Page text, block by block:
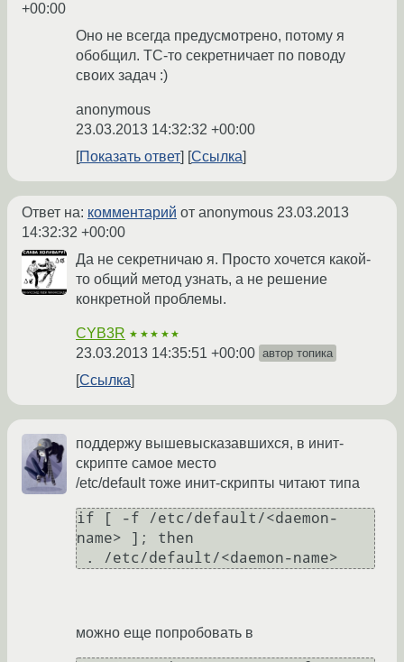
+00:00
Оно не всегда предусмотрено, потому я
обобщил. ТС-то секретничает по поводу
своих задач :)
anonymous
23.03.2013 14:32:32 +00:00
Показать ответ
Ссылка
Ответ на: комментарий от anonymous 23.03.2013
14:32:32 +00:00
Да не секретничаю я. Просто хочется какой-
то общий метод узнать, а не решение
конкретной проблемы.
CYB3R ★★★★★
23.03.2013 14:35:51 +00:00 автор топика
Ссылка
поддержу вышевысказавшихся, в инит-
скрипте самое место
/etc/default тоже инит-скрипты читают типа
if [ -f /etc/default/<daemon-
name> ]; then
можно еще попробовать в